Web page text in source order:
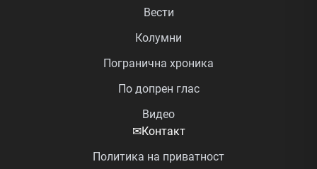
Вести
Колумни
Погранична хроника
По допрен глас
Видео
✉Контакт
Политика на приватност